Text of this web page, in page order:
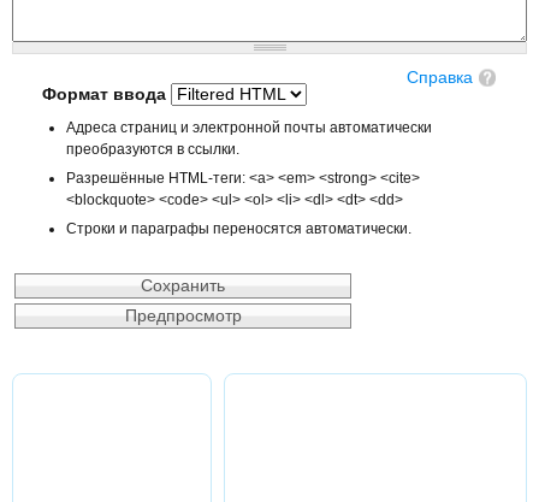
Справка
Формат ввода
Адреса страниц и электронной почты автоматически
преобразуются в ссылки.
Разрешённые HTML-теги: <a> <em> <strong> <cite>
<blockquote> <code> <ul> <ol> <li> <dl> <dt> <dd>
Строки и параграфы переносятся автоматически.